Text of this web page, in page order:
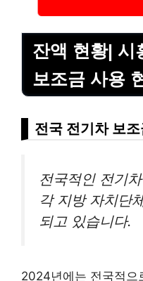
잔액 현황| 시
보조금 사용
전국 전기차 보
전국적인 전기
각 지방 자치단
되고 있습니다.
2024년에는 전국적으